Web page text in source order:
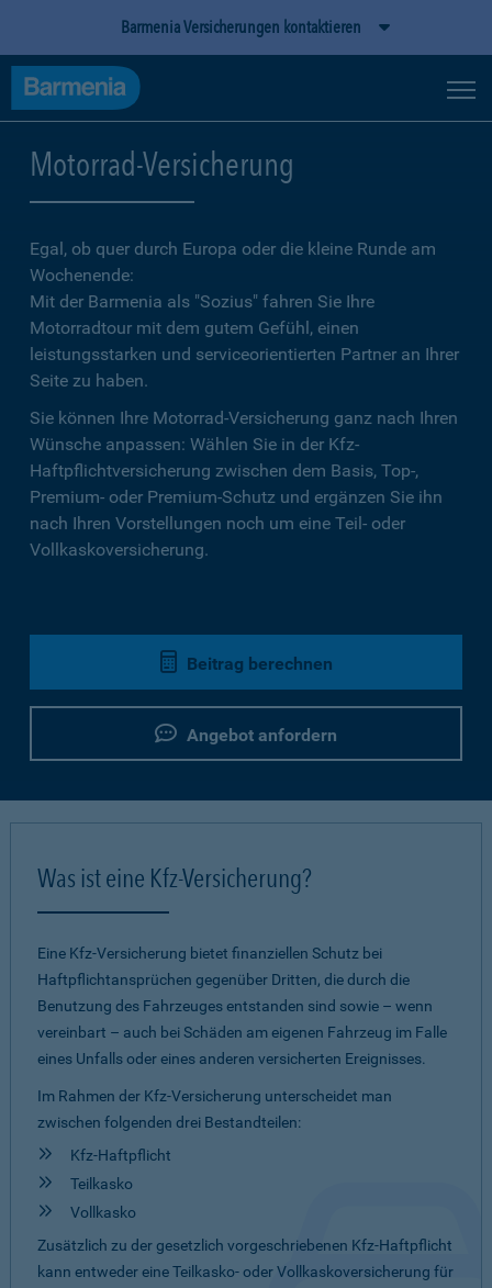
Barmenia Versicherungen kontaktieren
Motorrad-Versicherung
Egal, ob quer durch Europa oder die kleine Runde am
Wochenende:
Mit der Barmenia als "Sozius" fahren Sie Ihre
Motorradtour mit dem gutem Gefühl, einen
leistungsstarken und serviceorientierten Partner an Ihrer
Seite zu haben.
Sie können Ihre Motorrad-Versicherung ganz nach Ihren
Wünsche anpassen: Wählen Sie in der Kfz-
Haftpflichtversicherung zwischen dem Basis, Top-,
Premium- oder Premium-Schutz und ergänzen Sie ihn
nach Ihren Vorstellungen noch um eine Teil- oder
Vollkaskoversicherung.
Beitrag berechnen
Angebot anfordern
Was ist eine Kfz-Versicherung?
Eine Kfz-Versicherung bietet finanziellen Schutz bei
Haftpflichtansprüchen gegenüber Dritten, die durch die
Benutzung des Fahrzeuges entstanden sind sowie – wenn
vereinbart – auch bei Schäden am eigenen Fahrzeug im Falle
eines Unfalls oder eines anderen versicherten Ereignisses.
Im Rahmen der Kfz-Versicherung unterscheidet man
zwischen folgenden drei Bestandteilen:
Kfz-Haftpflicht
Teilkasko
Vollkasko
Zusätzlich zu der gesetzlich vorgeschriebenen Kfz-Haftpflicht
kann entweder eine Teilkasko- oder Vollkaskoversicherung für